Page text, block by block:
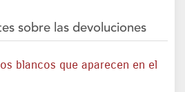
sobre las devoluciones
blancos que aparecen en el